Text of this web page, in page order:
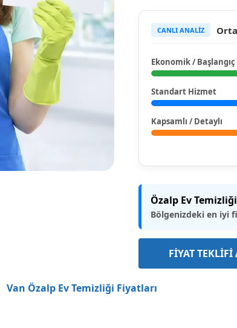
CANLI ANALİZ
Ekonomik / Başlangıç
Standart Hizmet
Kapsamlı / Detaylı
Özalp Ev
Bölgenizdeki en iyi
FİYAT TEKLİFİ
Van Özalp Ev Temizliği Fiyatları